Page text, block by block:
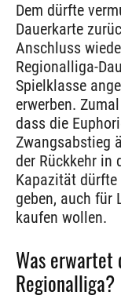
Dem dürfte
Dauerkarte
Anschluss
Regionalliga-
Spielklasse
erwerben.
dass die
Zwangsabstieg
der Rückkehr in
Kapazität
geben, auch für
kaufen wollen.
Was erwartet
Regionalliga?